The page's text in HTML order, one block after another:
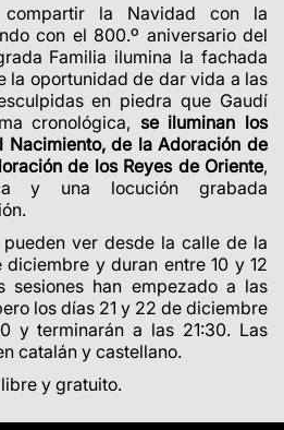
la Navidad con la
con el 800.º aniversario del
Familia ilumina la fachada
la oportunidad de dar vida a las
en piedra que Gaudí
cronológica, se iluminan los
Nacimiento, de la Adoración de
de los Reyes de Oriente,
y una locución grabada
pueden ver desde la calle de la
y duran entre 10 y 12
sesiones han empezado a las
los días 21 y 22 de diciembre
y terminarán a las 21:30. Las
catalán y castellano.
y gratuito.